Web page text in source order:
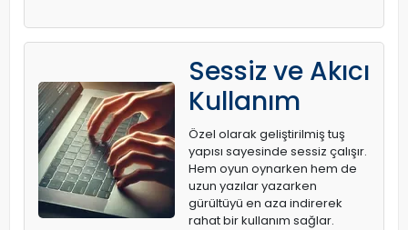
Sessiz ve Akıcı
Kullanım
Özel olarak geliştirilmiş tuş
yapısı sayesinde sessiz çalışır.
Hem oyun oynarken hem de
uzun yazılar yazarken
gürültüyü en aza indirerek
rahat bir kullanım sağlar.